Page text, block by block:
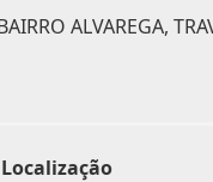
ALVAREGA,
Localização